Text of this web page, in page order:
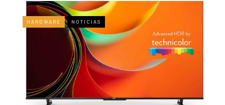
HARDWARE NOTICIAS